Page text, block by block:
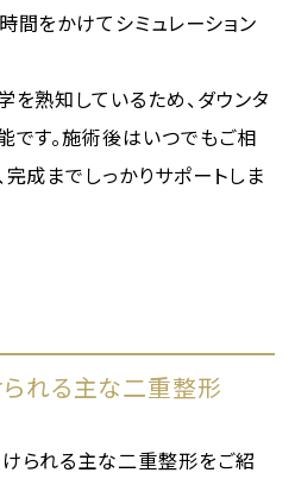
間をかけてシミュレーション
熟知しているため、ダウンタ
す。施術後はいつでもご相
成までしっかりサポートしま
れる主な二重整形
られる主な二重整形をご紹